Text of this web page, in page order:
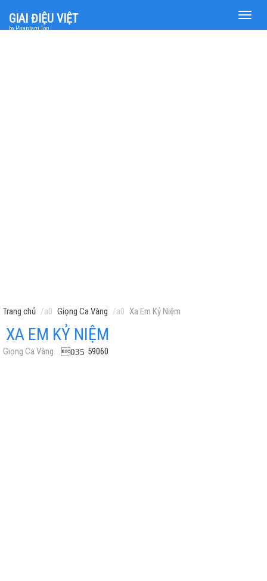
Toggle
GIAI ĐIỆU VIỆT
by Phantam Top
Trang chủ Giọng Ca Vàng Xa Em Kỷ Niệm
XA EM KỶ NIỆM
Giọng Ca Vàng 59060